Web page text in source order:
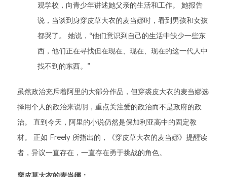
观学校，向青少年讲述她父亲的生活和工作。 她报告
说，当谈到身穿皮草大衣的麦当娜时，看到男孩和女孩
都哭了。 她说，“他们意识到自己的生活中缺少一些东
西，他们正在寻找但在现在、现在、现在的这一代人中
找不到的东西。”
虽然政治充斥着阿里的大部分作品，但穿裘皮大衣的麦当娜选
择用个人的政治来说明，重点关注爱的政治而不是政府的政
治。 直到今天，阿里的小说仍然是保加利亚高中的固定教
材。 正如 Freely 所指出的，《穿皮草大衣的麦当娜》提醒读
者，异议一直存在，一直存在勇于挑战的角色。